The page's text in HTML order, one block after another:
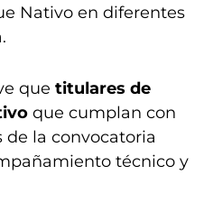
Nativo en diferentes
que titulares de
que cumplan con
de la convocatoria
técnico y